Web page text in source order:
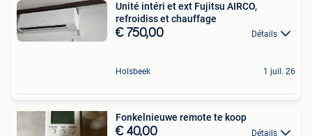
Unité intéri et ext Fujitsu AIRCO,
refroidiss et chauffage
€ 750,00 Détails
Holsbeek 1 juil. 26
Fonkelnieuwe remote te koop
€ 40,00 Détails